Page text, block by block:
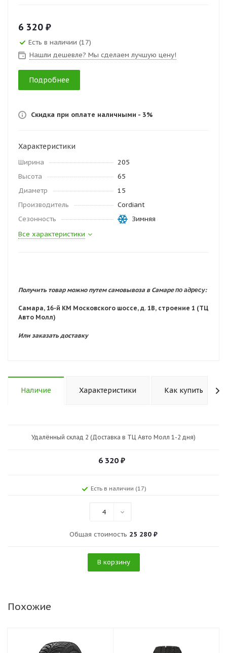
6 320 ₽
Есть в наличии (17)
Нашли дешевле? Мы сделаем лучшую цену!
Подробнее
Скидка при оплате наличными - 3%
Характеристики
Ширина
205
Высота
65
Диаметр
15
Производитель
Cordiant
Сезонность
Зимняя
Все характеристики
Получить товар можно путем самовывоза в Самарепо адресу:
Самара, 16-й КМ Московского шоссе, д. 1В, строение 1 (ТЦ
Авто Молл)
Или заказать доставку
Наличие Характеристики Как купить
Удалённый склад 2 (Доставка в ТЦ Авто Молл 1-2 дня)
6 320 ₽
Есть в наличии (17)
4
Общая стоимость 25 280 ₽
В корзину
Похожие